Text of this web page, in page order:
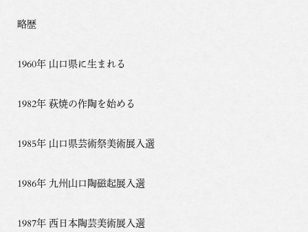
略歴
1960年 山口県に生まれる
1982年 萩焼の作陶を始める
1985年 山口県芸術祭美術展入選
1986年 九州山口陶磁起展入選
1987年 西日本陶芸美術展入選